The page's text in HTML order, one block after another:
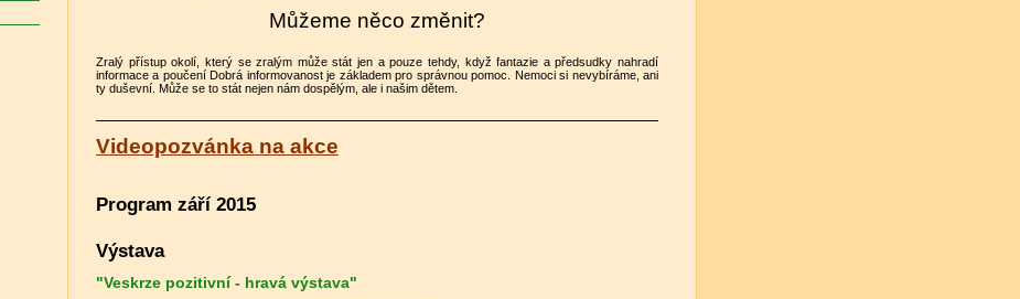
Můžeme něco změnit?
Zralý přístup okolí, který se zralým může stát jen a pouze tehdy, když fantazie a předsudky nahradí
informace a poučení Dobrá informovanost je základem pro správnou pomoc. Nemoci si nevybíráme, ani
ty duševní. Může se to stát nejen nám dospělým, ale i našim dětem.
Videopozvánka na akce
Program září 2015
Výstava
"Veskrze pozitivní - hravá výstava"